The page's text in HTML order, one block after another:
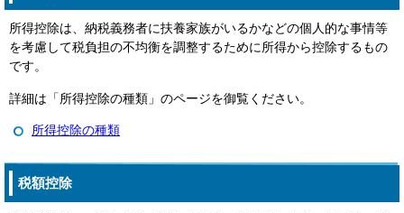
所得控除は、納税義務者に扶養家族がいるかなどの個人的な事情等
を考慮して税負担の不均衡を調整するために所得から控除するもの
です。
詳細は「所得控除の種類」のページを御覧ください。
所得控除の種類
税額控除